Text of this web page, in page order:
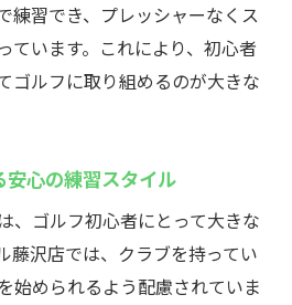
スクールで効率的な練習が
い放題プランで着実に成長
が人気のインドアゴルフス
く続けやすい料金体系の魅
練習でき、プレッシャーなくス
ています。これにより、初心者
ゴルフに取り組めるのが大きな
心の練習スタイル
、ゴルフ初心者にとって大きな
藤沢店では、クラブを持ってい
始められるよう配慮されていま